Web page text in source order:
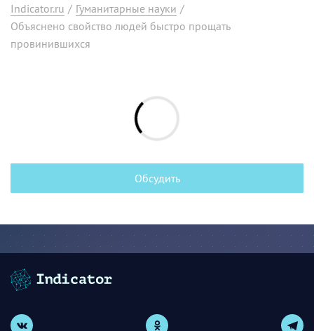
Indicator.ru / Гуманитарные науки /
Объяснено свойство людей быстро прощать
провинившихся
Обсудить